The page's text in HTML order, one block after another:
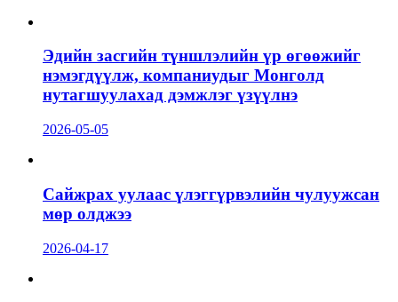
Эдийн засгийн түншлэлийн үр өгөөжийг
нэмэгдүүлж, компаниудыг Монголд
нутагшуулахад дэмжлэг үзүүлнэ
2026-05-05
Сайжрах уулаас үлэггүрвэлийн чулуужсан
мөр олджээ
2026-04-17